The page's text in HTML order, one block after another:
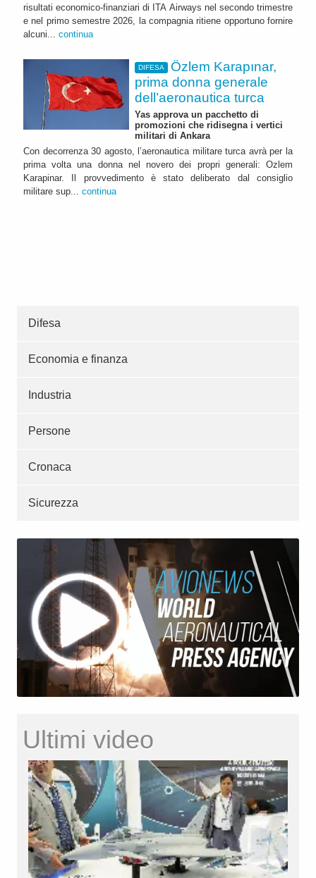
risultati economico-finanziari di ITA Airways nel secondo trimestre
e nel primo semestre 2026, la compagnia ritiene opportuno fornire
alcuni... continua
DIFESA
Özlem Karapınar,
prima donna generale
dell’aeronautica turca
Yas approva un pacchetto di
promozioni che ridisegna i vertici
militari di Ankara
Con decorrenza 30 agosto, l’aeronautica militare turca avrà per la
prima volta una donna nel novero dei propri generali: Ozlem
Karapinar. Il provvedimento è stato deliberato dal consiglio
militare sup... continua
Difesa
Economia e finanza
Industria
Persone
Cronaca
Sicurezza
Ultimi video